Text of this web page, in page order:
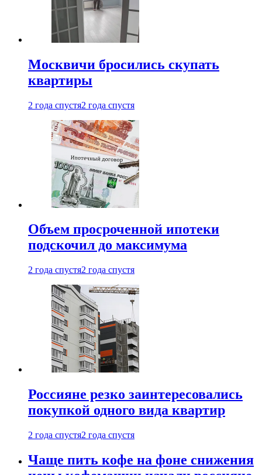
Москвичи бросились скупать
квартиры
2 года спустя2 года спустя
Объем просроченной ипотеки
подскочил до максимума
2 года спустя2 года спустя
Россияне резко заинтересовались
покупкой одного вида квартир
2 года спустя2 года спустя
Чаще пить кофе на фоне снижения